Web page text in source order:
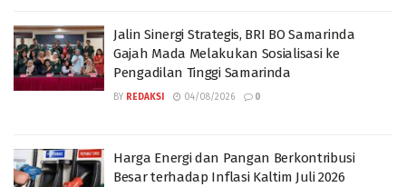
Jalin Sinergi Strategis, BRI BO Samarinda
Gajah Mada Melakukan Sosialisasi ke
Pengadilan Tinggi Samarinda
BY REDAKSI 04/08/2026 0
Harga Energi dan Pangan Berkontribusi
Besar terhadap Inflasi Kaltim Juli 2026